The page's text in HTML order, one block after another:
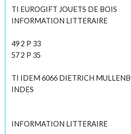
TI EUROGIFT JOUETS DE BOIS
INFORMATION LITTERAIRE
49 2 P 33
57 2 P 35
TI IDEM 6066 DIETRICH
INDES
INFORMATION LITTERAIRE